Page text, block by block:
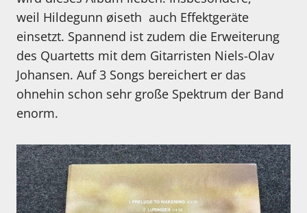
weil Hildegunn øiseth auch Effektgeräte
einsetzt. Spannend ist zudem die Erweiterung
des Quartetts mit dem Gitarristen Niels-Olav
Johansen. Auf 3 Songs bereichert er das
ohnehin schon sehr große Spektrum der Band
enorm.